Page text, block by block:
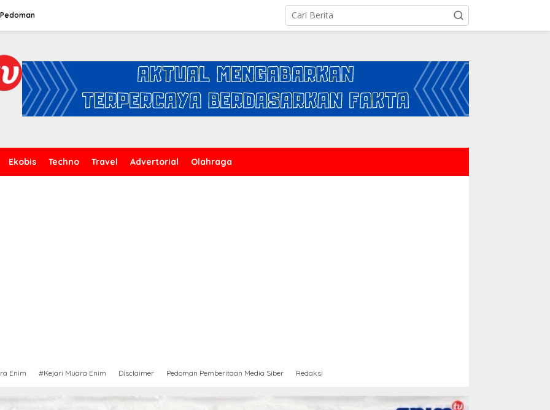
Pedoman
Ekobis Techno Travel Advertorial Olahraga
Enim #Kejari Muara Enim Disclaimer Pedoman Pemberitaan Media Siber Redaksi